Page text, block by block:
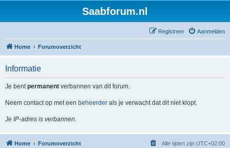
Saabforum.nl
Aanmelden
Registreer
Home Forumoverzicht
Informatie
Je bentpermanent verbannen van dit forum.
Neem contact op met een beheerder als je verwacht dat dit niet klopt.
Je IP-adres is verbannen.
Home Forumoverzicht Alle tijden zijn UTC+02:00